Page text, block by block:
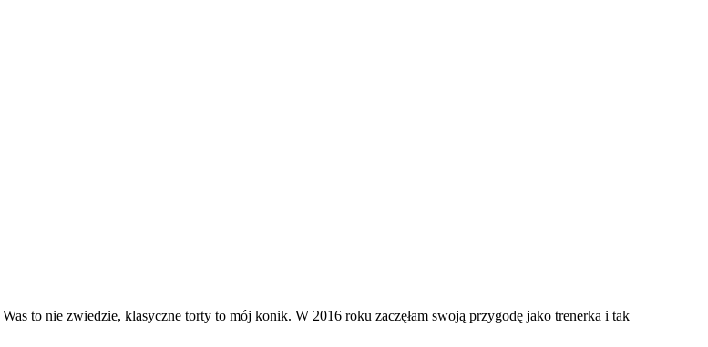
to nie zwiedzie, klasyczne torty to mój konik. W 2016 roku zaczęłam swoją przygodę jako trenerka i tak